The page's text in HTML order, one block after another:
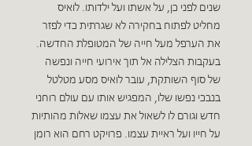
שנים לפני כן, על אשתו ועל ילדותו. לואיס
מחליט לפתוח בחקירה לא שגרתית כדי לפזר
את הערפל מעל חייה של המטופלת החדשה.
בעקבות הצלילה אל תוך אירועי חייה ונפשה
של סוף השותקת, עובר לואיס מסע מטלטל
בנבכי נפשו שלו, המפגיש אותו עם עולם רוחני
חדש וגורם לו לשאול את עצמו שאלות מהותיות
על חייו ועל ראיית עצמו. פרויקט רחם הוא רומן